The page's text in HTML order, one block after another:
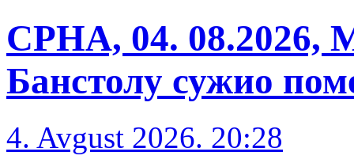
СРНА, 04. 08.2026,
Банстолу сужио
4. Avgust 2026. 20:28